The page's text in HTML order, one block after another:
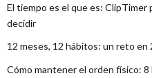
El tiempo es el que es: ClipTimer
decidir
12 meses, 12 hábitos: un reto en
Cómo mantener el orden físico: